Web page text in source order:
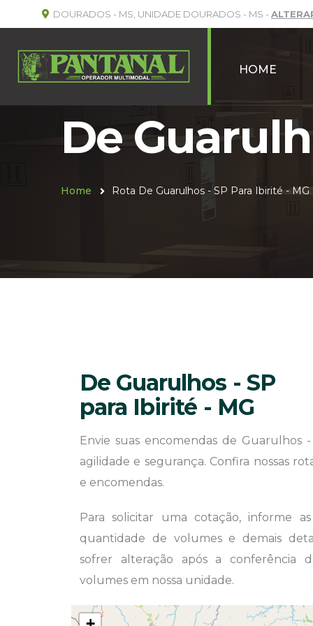
DOURADOS - MS, UNIDADE DOURADOS - MS -
HOME
De
Home Rota De Guarulhos - SP Para Ibirité - MG
De Guarulhos - SP
para Ibirité - MG
Envie suas encomendas de Guarulhos
agilidade e segurança. Confira nossas
e encomendas.
Para solicitar uma cotação, informe
quantidade de volumes e demais
sofrer alteração após a conferência
volumes em nossa unidade.